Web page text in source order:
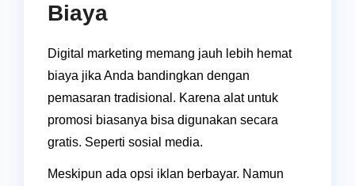
Biaya
Digital marketing memang jauh lebih hemat
biaya jika Anda bandingkan dengan
pemasaran tradisional. Karena alat untuk
promosi biasanya bisa digunakan secara
gratis. Seperti sosial media.
Meskipun ada opsi iklan berbayar. Namun